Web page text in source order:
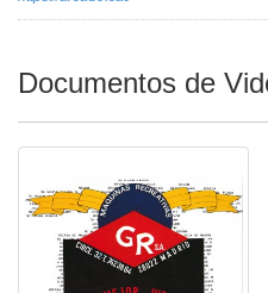
Documentos de